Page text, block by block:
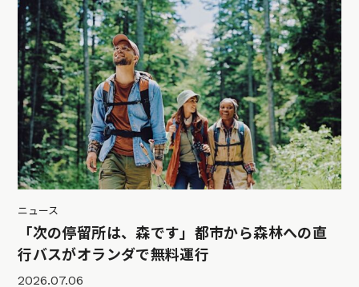
ニュース
「次の停留所は、森です」都市から森林への直
行バスがオランダで無料運行
2026.07.06